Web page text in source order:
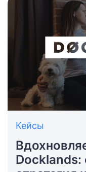
Кейсы
Docklands: